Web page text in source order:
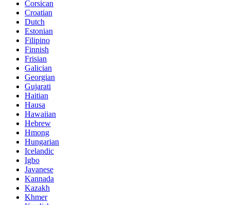
Corsican
Croatian
Dutch
Estonian
Filipino
Finnish
Frisian
Galician
Georgian
Gujarati
Haitian
Hausa
Hawaiian
Hebrew
Hmong
Hungarian
Icelandic
Igbo
Javanese
Kannada
Kazakh
Khmer